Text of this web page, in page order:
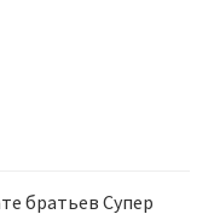
братьев Супер